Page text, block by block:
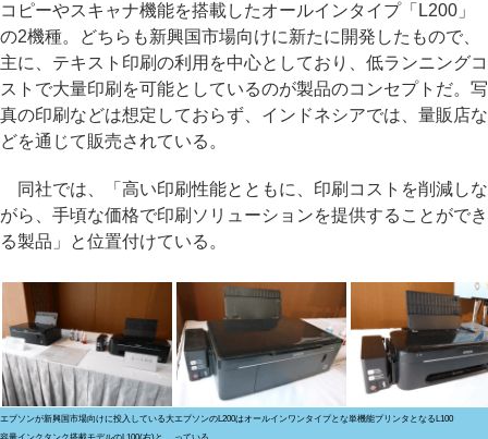
コピーやスキャナ機能を搭載したオールインタイプ「L200」
の2機種。どちらも新興国市場向けに新たに開発したもので、
主に、テキスト印刷の利用を中心としており、低ランニングコ
ストで大量印刷を可能としているのが製品のコンセプトだ。写
真の印刷などは想定しておらず、インドネシアでは、量販店な
どを通じて販売されている。
同社では、「高い印刷性能とともに、印刷コストを削減しな
がら、手頃な価格で印刷ソリューションを提供することができ
る製品」と位置付けている。
エプソンが新興国市場向けに投入している大エプソンのL200はオールインワンタイプとな単機能プリンタとなるL100